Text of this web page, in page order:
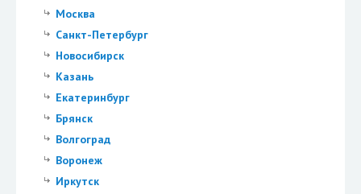
Москва
Санкт-Петербург
Новосибирск
Казань
Екатеринбург
Брянск
Волгоград
Воронеж
Иркутск